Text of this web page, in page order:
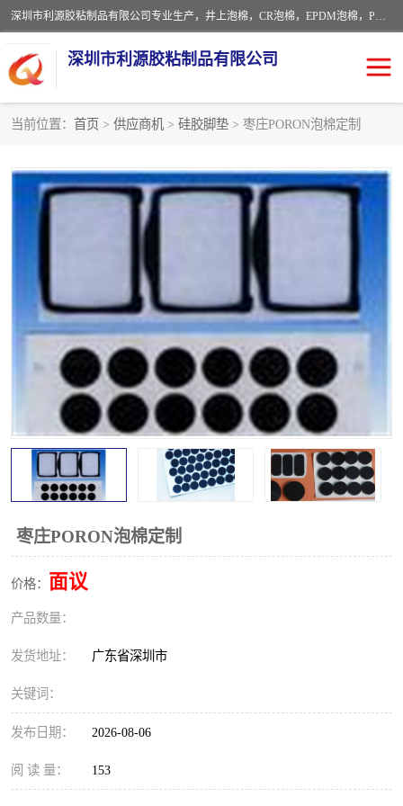
深圳市利源胶粘制品有限公司专业生产，井上泡棉，CR泡棉，EPDM泡棉，PORON泡棉厚度剖切，公差正负0.1mm，硅胶条，脚垫，异形一次成型，雕刻EVA海绵；包装材料:精密仪器、医疗器具、运输时缓冲、防震材料。建筑:住房装潢材料、房屋门窗密封；轻便、强韧性：轻便并且具有较强的韧性，良好的耐油性与耐溶剂性。隔热性：导热性低具有优越的保温性，具有的回弹性。
深圳市利源胶粘制品有限公司
当前位置： 首页 > 供应商机 > 硅胶脚垫 > 枣庄PORON泡棉定制
枣庄PORON泡棉定制
价格： 面议
产品数量：
发货地址： 广东省深圳市
关键词：
发布日期： 2026-08-06
阅 读 量： 153
PORON泡棉 防火海绵
佛橡胶泡棉